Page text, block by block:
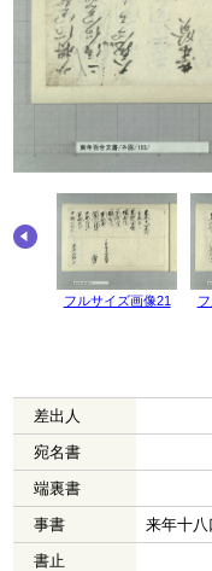
フルサイズ画像21
差出人
宛名書
端裏書
事書
来年十
書止